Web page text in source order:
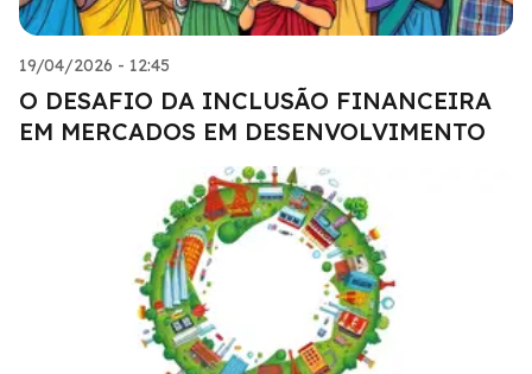
19/04/2026 - 12:45
O DESAFIO DA INCLUSÃO FINANCEIRA
EM MERCADOS EM DESENVOLVIMENTO